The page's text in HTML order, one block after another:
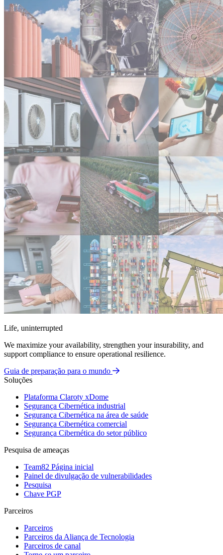
Life, uninterrupted
We maximize your availability, strengthen your insurability, and
support compliance to ensure operational resilience.
Guia de preparação para o mundo
Soluções
Plataforma Claroty xDome
Segurança Cibernética industrial
Segurança Cibernética na área de saúde
Segurança Cibernética comercial
Segurança Cibernética do setor público
Pesquisa de ameaças
Team82 Página inicial
Painel de divulgação de vulnerabilidades
Pesquisa
Chave PGP
Parceiros
Parceiros
Parceiros da Aliança de Tecnologia
Parceiros de canal